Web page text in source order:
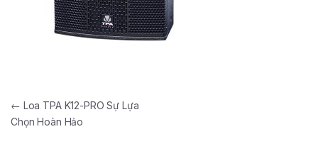
← Loa TPA K12-PRO Sự Lựa
Chọn Hoàn Hảo